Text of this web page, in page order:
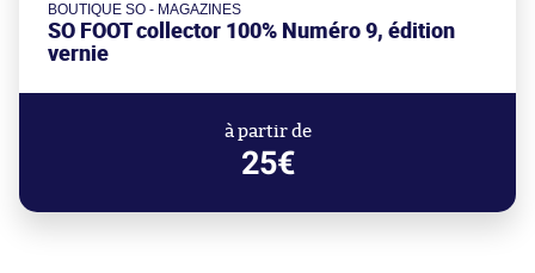
BOUTIQUE SO - MAGAZINES
SO FOOT collector 100% Numéro 9, édition
vernie
à partir de
25€